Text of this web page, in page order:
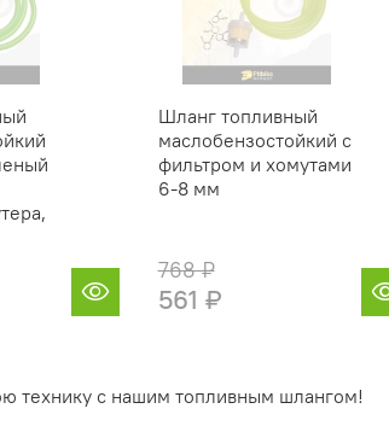
Шланг топливный
маслобензостойкий с
фильтром и хомутами
6-8 мм
768 ₽
561 ₽
технику с нашим топливным шлангом!